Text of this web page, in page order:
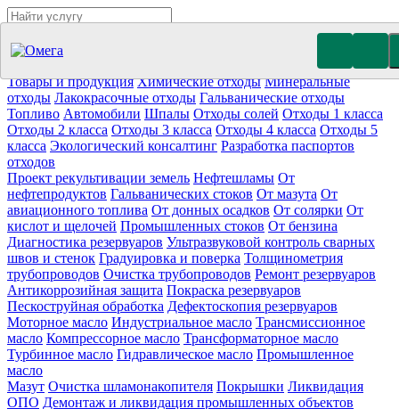
Демонтаж
резервуаров (10)
Нефтепродукты
Товары и продукция Химические отходы Минеральные
отходы Лакокрасочные отходы Гальванические отходы
Топливо Автомобили Шпалы Отходы солей Отходы 1 класса
Отходы 2 класса Отходы 3 класса Отходы 4 класса Отходы 5
класса Экологический консалтинг Разработка паспортов
отходов
Проект рекультивации земель Нефтешламы От
нефтепродуктов Гальванических стоков От мазута От
авиационного топлива От донных осадков От солярки От
кислот и щелочей Промышленных стоков От бензина
Диагностика резервуаров Ультразвуковой контроль сварных
швов и стенок Градуировка и поверка Толщинометрия
трубопроводов Очистка трубопроводов Ремонт резервуаров
Антикоррозийная защита Покраска резервуаров
Пескоструйная обработка Дефектоскопия резервуаров
Моторное масло Индустриальное масло Трансмиссионное
масло Компрессорное масло Трансформаторное масло
Турбинное масло Гидравлическое масло Промышленное
масло
Мазут Очистка шламонакопителя Покрышки Ликвидация
ОПО Демонтаж и ликвидация промышленных объектов